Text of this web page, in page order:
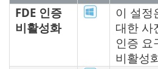
FDE 인증
비활성화
이 설정
대한 사
인증 요
비활성